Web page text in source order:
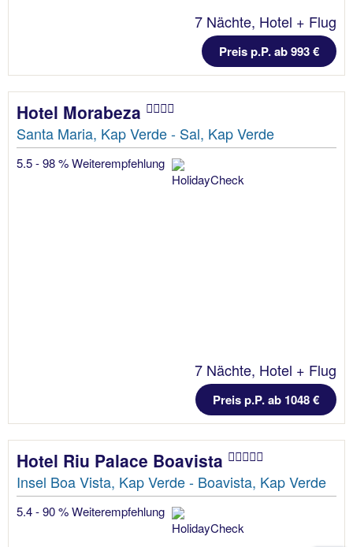
7 Nächte, Hotel + Flug
Preis p.P. ab 993 €
Hotel Morabeza
Santa Maria, Kap Verde - Sal, Kap Verde
5.5 - 98 % Weiterempfehlung
7 Nächte, Hotel + Flug
Preis p.P. ab 1048 €
Hotel Riu Palace Boavista
Insel Boa Vista, Kap Verde - Boavista, Kap Verde
5.4 - 90 % Weiterempfehlung